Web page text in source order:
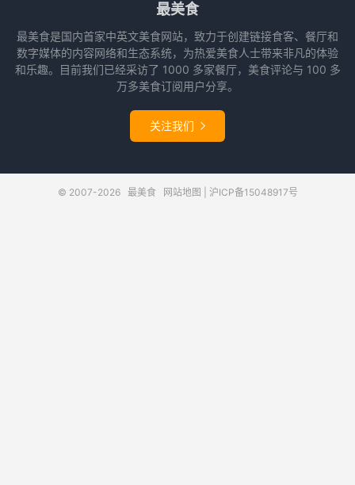
最美食
最美食是国内首家中英文美食网站，致力于创建链接食客、餐厅和
数字媒体的内容网络和生态系统，为热爱美食人士带来非凡的体验
和乐趣。目前我们已经采访了 1000 多家餐厅，美食评论与 100 多
万多美食订阅用户分享。
关注我们 
© 2007-2026 最美食 网站地图 沪ICP备15048917号